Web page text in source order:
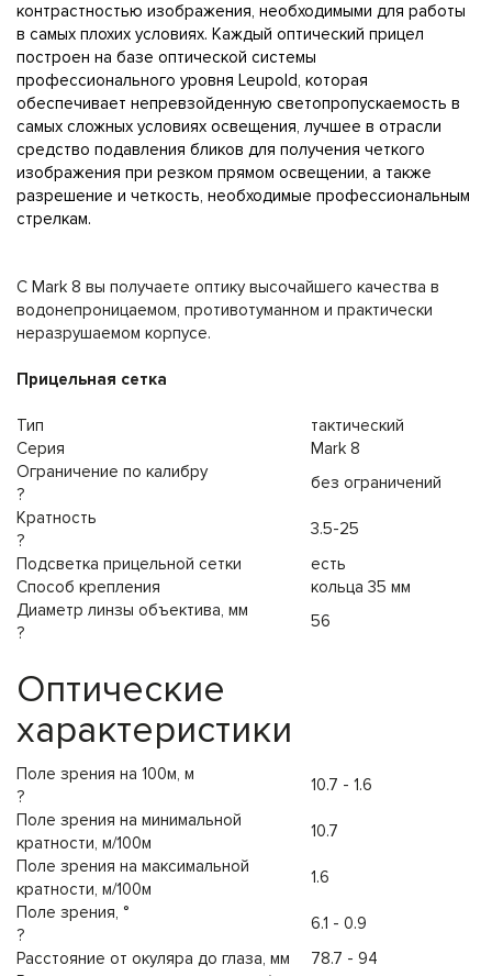
контрастностью изображения, необходимыми для работы
в самых плохих условиях. Каждый оптический прицел
построен на базе оптической системы
профессионального уровня Leupold, которая
обеспечивает непревзойденную светопропускаемость в
самых сложных условиях освещения, лучшее в отрасли
средство подавления бликов для получения четкого
изображения при резком прямом освещении, а также
разрешение и четкость, необходимые профессиональным
стрелкам.
С Mark 8 вы получаете оптику высочайшего качества в
водонепроницаемом, противотуманном и практически
неразрушаемом корпусе.
Прицельная сетка
Тип
тактический
Серия
Mark 8
Ограничение по калибру
?
без ограничений
Кратность
?
3.5-25
Подсветка прицельной сетки
есть
Способ крепления
кольца 35 мм
Диаметр линзы объектива, мм
?
56
Оптические
характеристики
Поле зрения на 100м, м
?
10.7 - 1.6
Поле зрения на минимальной
кратности, м/100м
10.7
Поле зрения на максимальной
кратности, м/100м
1.6
Поле зрения, °
?
6.1 - 0.9
Расстояние от окуляра до глаза, мм
78.7 - 94